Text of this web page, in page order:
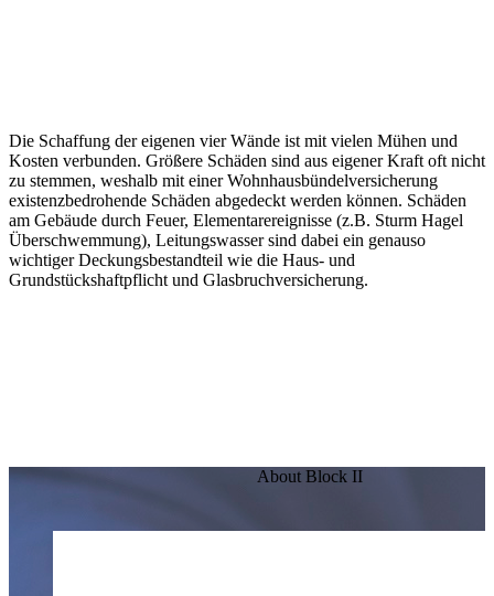
Die Schaffung der eigenen vier Wände ist mit vielen Mühen und
Kosten verbunden. Größere Schäden sind aus eigener Kraft oft nicht
zu stemmen, weshalb mit einer Wohnhausbündelversicherung
existenzbedrohende Schäden abgedeckt werden können. Schäden
am Gebäude durch Feuer, Elementarereignisse (z.B. Sturm Hagel
Überschwemmung), Leitungswasser sind dabei ein genauso
wichtiger Deckungsbestandteil wie die Haus- und
Grundstückshaftpflicht und Glasbruchversicherung.
About Block II